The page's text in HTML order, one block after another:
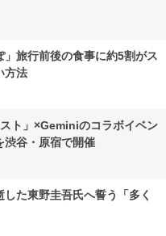
」旅行前後の食事に約5割がス
方法
ト」×Geminiのコラボイベン
渋谷・原宿で開催
た東野圭吾氏へ誓う「多く